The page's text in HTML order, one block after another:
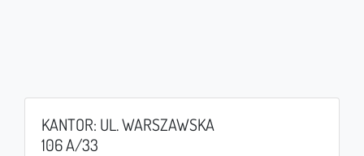
KANTOR: UL. WARSZAWSKA
106 A/33